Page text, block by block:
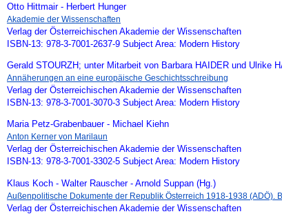
Otto Hittmair - Herbert Hunger
Akademie der Wissenschaften
Verlag der Österreichischen Akademie der Wissenschaften
ISBN-13: 978-3-7001-2637-9 Subject Area: Modern History
Gerald STOURZH; unter Mitarbeit von Barbara HAIDER und Ulrike
Annäherungen an eine europäische Geschichtsschreibung
Verlag der Österreichischen Akademie der Wissenschaften
ISBN-13: 978-3-7001-3070-3 Subject Area: Modern History
Maria Petz-Grabenbauer - Michael Kiehn
Anton Kerner von Marilaun
Verlag der Österreichischen Akademie der Wissenschaften
ISBN-13: 978-3-7001-3302-5 Subject Area: Modern History
Klaus Koch - Walter Rauscher - Arnold Suppan (Hg.)
Außenpolitische Dokumente der Republik Österreich 1918-1938 (ADÖ).
Verlag der Österreichischen Akademie der Wissenschaften